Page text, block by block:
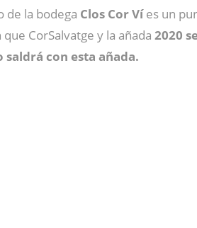
de la bodega Clos Cor Víes un
CorSalvatge y la añada 2020
saldrá con esta añada.